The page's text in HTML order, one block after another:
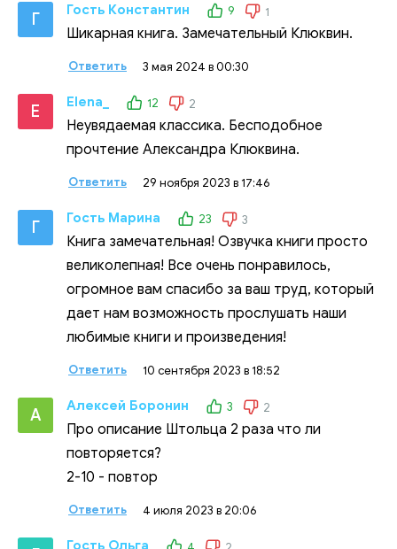
Г Гость Константин 9 1
Шикарная книга. Замечательный Клюквин.
Ответить 3 мая 2024 в 00:30
E Elena_ 12 2
Неувядаемая классика. Бесподобное
прочтение Александра Клюквина.
Ответить 29 ноября 2023 в 17:46
Г Гость Марина 23 3
Книга замечательная! Озвучка книги просто
великолепная! Все очень понравилось,
огромное вам спасибо за ваш труд, который
дает нам возможность прослушать наши
любимые книги и произведения!
Ответить 10 сентября 2023 в 18:52
А Алексей Боронин 3 2
Про описание Штольца 2 раза что ли
повторяется?
2-10 - повтор
Ответить 4 июля 2023 в 20:06
Гость Ольга